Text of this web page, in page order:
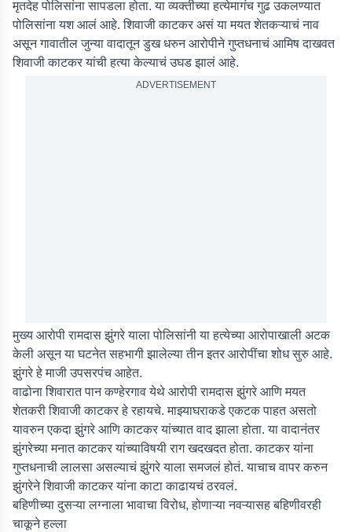
मृतदेह पोलिसांना सापडला होता. या व्यक्तीच्या हत्येमागंच गुढ उकलण्यात
पोलिसांना यश आलं आहे. शिवाजी काटकर असं या मयत शेतकऱ्याचं नाव
असून गावातील जुन्या वादातून डुख धरुन आरोपीने गुप्तधनाचं आमिष दाखवत
शिवाजी काटकर यांची हत्या केल्याचं उघड झालं आहे.
ADVERTISEMENT
मुख्य आरोपी रामदास झुंगरे याला पोलिसांनी या हत्येच्या आरोपाखाली अटक
केली असून या घटनेत सहभागी झालेल्या तीन इतर आरोपींचा शोध सुरु आहे.
झुंगरे हे माजी उपसरपंच आहेत.
वाढोना शिवारात पान कण्हेरगाव येथे आरोपी रामदास झुंगरे आणि मयत
शेतकरी शिवाजी काटकर हे रहायचे. माझ्याघराकडे एकटक पाहत असतो
यावरुन एकदा झुंगरे आणि काटकर यांच्यात वाद झाला होता. या वादानंतर
झुंगरेच्या मनात काटकर यांच्याविषयी राग खदखदत होता. काटकर यांना
गुप्तधनाची लालसा असल्याचं झुंगरे याला समजलं होतं. याचाच वापर करुन
झुंगरेने शिवाजी काटकर यांना काटा काढायचं ठरवलं.
बहिणीच्या दुसऱ्या लग्नाला भावाचा विरोध, होणाऱ्या नवऱ्यासह बहिणीवरही
चाकूने हल्ला